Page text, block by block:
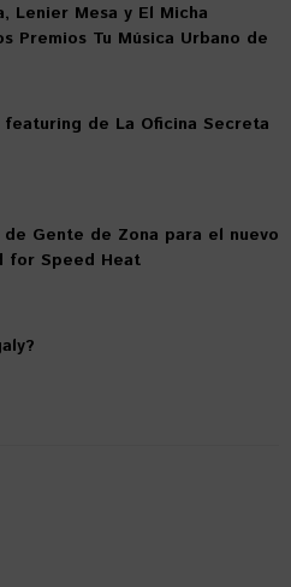
Lenier Mesa y El Micha
Premios Tu Música Urbano de
de La Oficina Secreta
de Gente de Zona para el nuevo
for Speed Heat